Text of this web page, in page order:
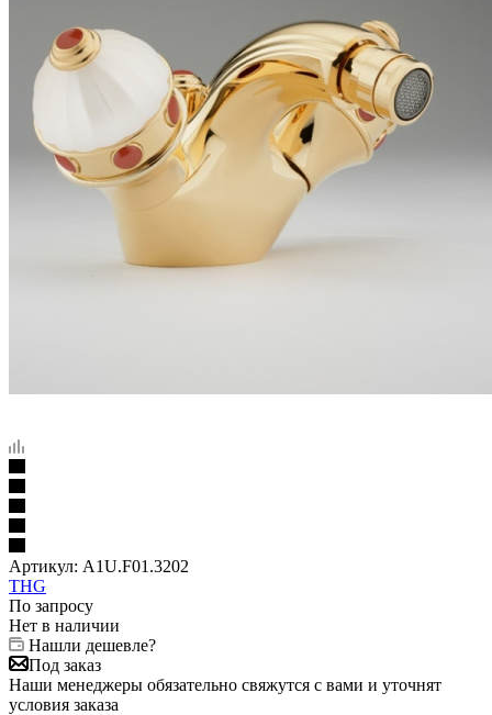
Артикул: A1U.F01.3202
THG
По запросу
Нет в наличии
Нашли дешевле?
Под заказ
Наши менеджеры обязательно свяжутся с вами и уточнят
условия заказа